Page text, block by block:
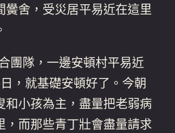
黌舍，受災居平易近在這里
團隊，一邊安頓村平易近
，就基礎安頓好了。今朝
和小孩為主，盡量把老弱病
，而那些青丁壯會盡量請求